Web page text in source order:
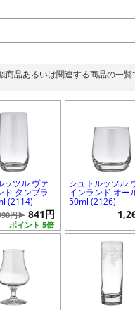
商品あるいは関連する商品の一覧
ッツル ヴァ
ド タンブラ
(2114)
ポイント 5倍
円▶ 841円
シュトルッツル
インランド オー
50ml (2126)